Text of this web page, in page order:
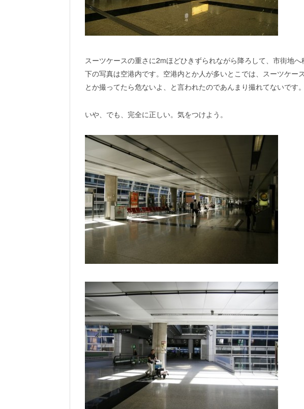
スーツケースの重さに2mほどひきずられながら降ろして、市街地へ
下の写真は空港内です。空港内とか人が多いとこでは、スーツケー
とか撮ってたら危ないよ、と言われたのであんまり撮れてないです
いや、でも、完全に正しい。気をつけよう。